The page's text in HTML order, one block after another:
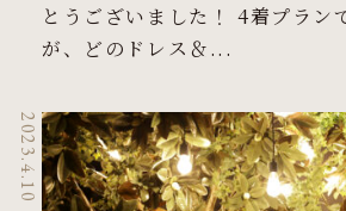
とうございました！ 4着プラン
が、どのドレス＆...
2023.4.10